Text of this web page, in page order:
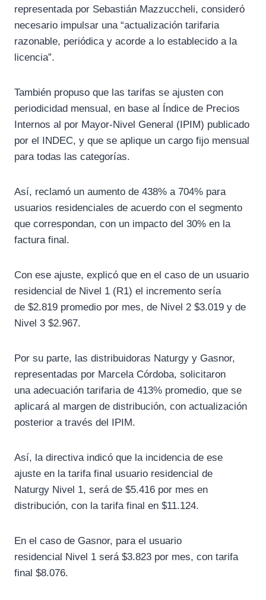
representada por Sebastián Mazzuccheli, consideró
necesario impulsar una “actualización tarifaria
razonable, periódica y acorde a lo establecido a la
licencia”.
También propuso que las tarifas se ajusten con
periodicidad mensual, en base al Índice de Precios
Internos al por Mayor-Nivel General (IPIM) publicado
por el INDEC, y que se aplique un cargo fijo mensual
para todas las categorías.
Así, reclamó un aumento de 438% a 704% para
usuarios residenciales de acuerdo con el segmento
que correspondan, con un impacto del 30% en la
factura final.
Con ese ajuste, explicó que en el caso de un usuario
residencial de Nivel 1 (R1) el incremento sería
de $2.819 promedio por mes, de Nivel 2 $3.019 y de
Nivel 3 $2.967.
Por su parte, las distribuidoras Naturgy y Gasnor,
representadas por Marcela Córdoba, solicitaron
una adecuación tarifaria de 413% promedio, que se
aplicará al margen de distribución, con actualización
posterior a través del IPIM.
Así, la directiva indicó que la incidencia de ese
ajuste en la tarifa final usuario residencial de
Naturgy Nivel 1, será de $5.416 por mes en
distribución, con la tarifa final en $11.124.
En el caso de Gasnor, para el usuario
residencial Nivel 1 será $3.823 por mes, con tarifa
final $8.076.